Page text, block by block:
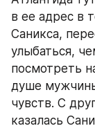
в ее адрес в
Саникса,
улыбаться,
посмотреть
душе
чувств. С
казалась